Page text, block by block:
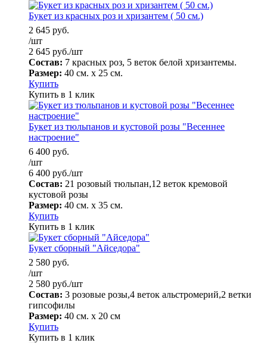
Букет из красных роз и хризантем ( 50 см.)
2 645 руб.
/шт
2 645 руб./шт
Состав: 7 красных роз, 5 веток белой хризантемы.
Размер: 40 см. х 25 см.
Купить
Купить в 1 клик
Букет из тюльпанов и кустовой розы "Весеннее
настроение"
6 400 руб.
/шт
6 400 руб./шт
Состав: 21 розовый тюльпан,12 веток кремовой
кустовой розы
Размер: 40 см. х 35 см.
Купить
Купить в 1 клик
Букет сборный "Айседора"
2 580 руб.
/шт
2 580 руб./шт
Состав: 3 розовые розы,4 веток альстромерий,2 ветки
гипсофилы
Размер: 40 см. х 20 см
Купить
Купить в 1 клик